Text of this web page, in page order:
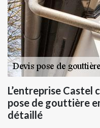
L’entreprise
pose de gouttière
détaillé